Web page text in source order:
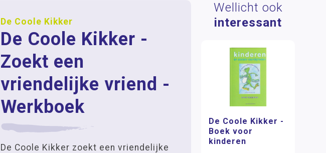
De Coole Kikker
De Coole Kikker -
Zoekt een
vriendelijke vriend -
Werkboek
De Coole Kikker zoekt een vriendelijke
Wellicht ook
interessant
De Coole Kikker -
Boek voor
kinderen